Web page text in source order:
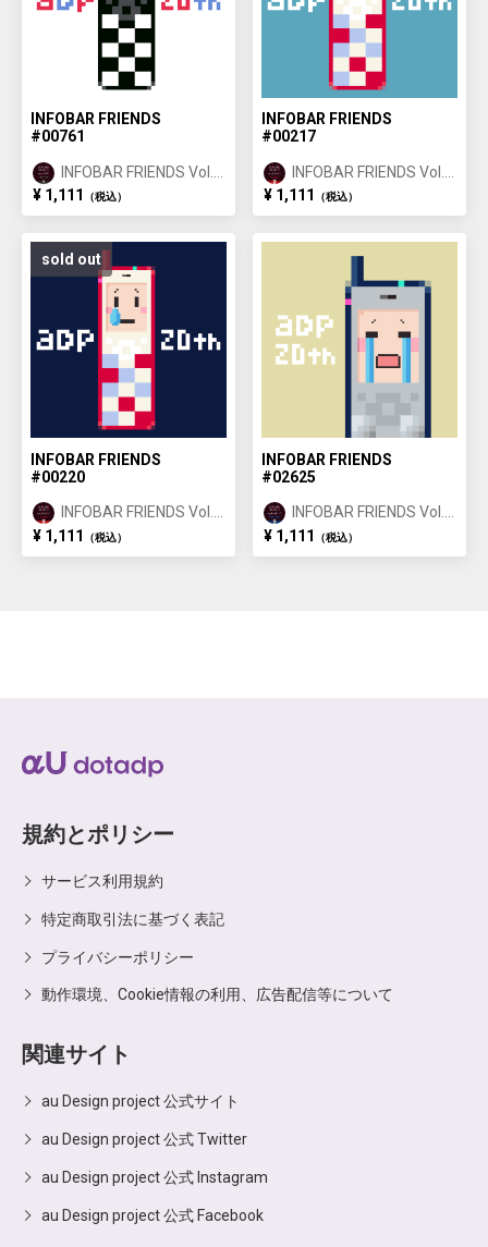
INFOBAR FRIENDS
#00761
INFOBAR FRIENDS Vol.1
ICHIMATSU ①
¥ 1,111 （税込）
INFOBAR FRIENDS
#00217
INFOBAR FRIENDS Vol.1
NISHIKIGOI ①
¥ 1,111 （税込）
sold out
INFOBAR FRIENDS
#00220
INFOBAR FRIENDS Vol.1
NISHIKIGOI ①
¥ 1,111 （税込）
INFOBAR FRIENDS
#02625
INFOBAR FRIENDS Vol.1
BUILDING ②
¥ 1,111 （税込）
規約とポリシー
サービス利用規約
特定商取引法に基づく表記
プライバシーポリシー
動作環境、Cookie情報の利用、広告配信等について
関連サイト
au Design project 公式サイト
au Design project 公式 Twitter
au Design project 公式 Instagram
au Design project 公式 Facebook